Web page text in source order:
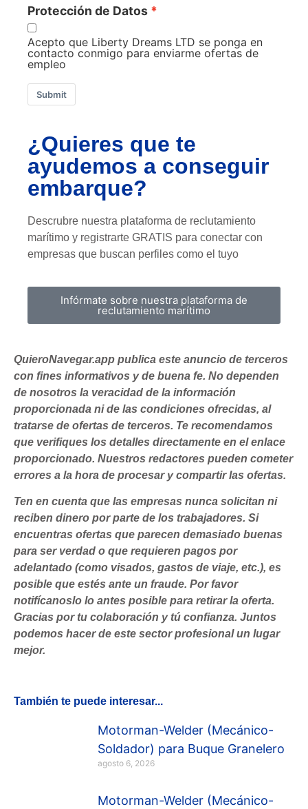
Protección de Datos
Acepto que Liberty Dreams LTD se ponga en
contacto conmigo para enviarme ofertas de
empleo
Submit
¿Quieres que te
ayudemos a conseguir
embarque?
Descrubre nuestra plataforma de reclutamiento
marítimo y registrarte GRATIS para conectar con
empresas que buscan perfiles como el tuyo
Infórmate sobre nuestra plataforma de
reclutamiento marítimo
QuieroNavegar.app publica este anuncio de terceros
con fines informativos y de buena fe. No dependen
de nosotros la veracidad de la información
proporcionada ni de las condiciones ofrecidas, al
tratarse de ofertas de terceros. Te recomendamos
que verifiques los detalles directamente en el enlace
proporcionado. Nuestros redactores pueden cometer
errores a la hora de procesar y compartir las ofertas.
Ten en cuenta que las empresas nunca solicitan ni
reciben dinero por parte de los trabajadores. Si
encuentras ofertas que parecen demasiado buenas
para ser verdad o que requieren pagos por
adelantado (como visados, gastos de viaje, etc.), es
posible que estés ante un fraude. Por favor
notifícanoslo lo antes posible para retirar la oferta.
Gracias por tu colaboración y tú confianza. Juntos
podemos hacer de este sector profesional un lugar
mejor.
También te puede interesar...
Motorman-Welder (Mecánico-
Soldador) para Buque Granelero
agosto 6, 2026
Motorman-Welder (Mecánico-